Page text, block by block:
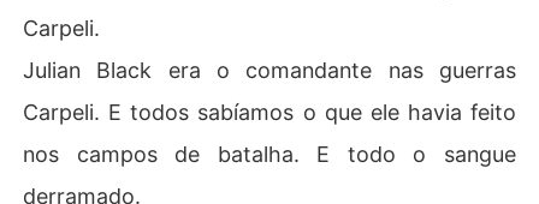
Carpeli.
Julian Black era o comandante nas guerras
Carpeli. E todos sabíamos o que ele havia feito
nos campos de batalha. E todo o sangue
derramado.